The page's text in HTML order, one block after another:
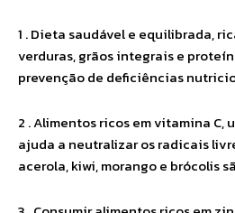
1 . Dieta saudável e equilibrada,
verduras, grãos integrais e
prevenção de deficiências
2 . Alimentos ricos em vitamina C,
ajuda a neutralizar os radicais
acerola, kiwi, morango e brócolis